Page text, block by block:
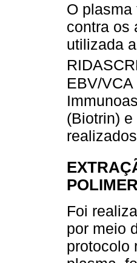
O
contra os
utilizada
EBV/
(Biotrin)
Foi
por meio
protocolo